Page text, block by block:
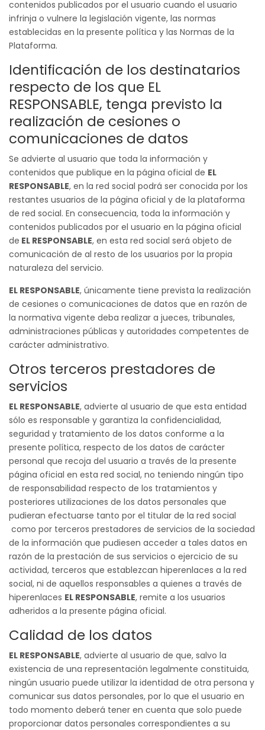
contenidos publicados por el usuario cuando el usuario
infrinja o vulnere la legislación vigente, las normas
establecidas en la presente política y las Normas de la
Plataforma.
Identificación de los destinatarios
respecto de los que EL
RESPONSABLE, tenga previsto la
realización de cesiones o
comunicaciones de datos
Se advierte al usuario que toda la información y
contenidos que publique en la página oficial de EL
RESPONSABLE, en la red social podrá ser conocida por los
restantes usuarios de la página oficial y de la plataforma
de red social. En consecuencia, toda la información y
contenidos publicados por el usuario en la página oficial
de EL RESPONSABLE, en esta red social será objeto de
comunicación de al resto de los usuarios por la propia
naturaleza del servicio.
EL RESPONSABLE, únicamente tiene prevista la realización
de cesiones o comunicaciones de datos que en razón de
la normativa vigente deba realizar a jueces, tribunales,
administraciones públicas y autoridades competentes de
carácter administrativo.
Otros terceros prestadores de
servicios
EL RESPONSABLE, advierte al usuario de que esta entidad
sólo es responsable y garantiza la confidencialidad,
seguridad y tratamiento de los datos conforme a la
presente política, respecto de los datos de carácter
personal que recoja del usuario a través de la presente
página oficial en esta red social, no teniendo ningún tipo
de responsabilidad respecto de los tratamientos y
posteriores utilizaciones de los datos personales que
pudieran efectuarse tanto por el titular de la red social
como por terceros prestadores de servicios de la sociedad
de la información que pudiesen acceder a tales datos en
razón de la prestación de sus servicios o ejercicio de su
actividad, terceros que establezcan hiperenlaces a la red
social, ni de aquellos responsables a quienes a través de
hiperenlaces EL RESPONSABLE, remite a los usuarios
adheridos a la presente página oficial.
Calidad de los datos
EL RESPONSABLE, advierte al usuario de que, salvo la
existencia de una representación legalmente constituida,
ningún usuario puede utilizar la identidad de otra persona y
comunicar sus datos personales, por lo que el usuario en
todo momento deberá tener en cuenta que solo puede
proporcionar datos personales correspondientes a su